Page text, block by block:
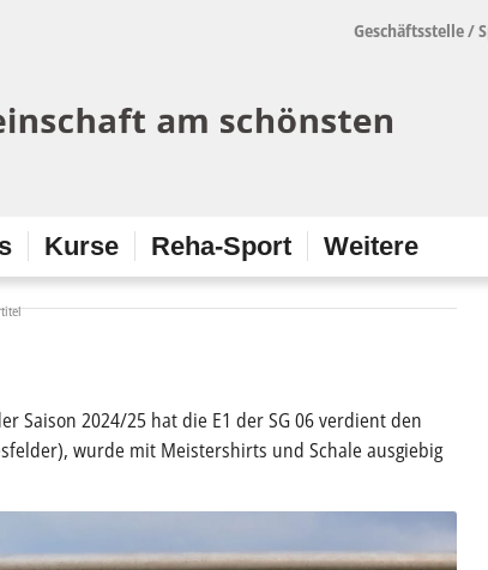
Geschäftsstelle/
Kurse Reha-Sport Weitere
Saison 2024/25 hat die E1 der SG 06 verdient den
wurde mit Meistershirts und Schale ausgiebig